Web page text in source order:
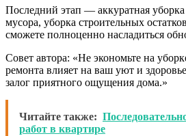
Последний этап — аккуратная
мусора, уборка строительных
сможете полноценно насладиться
Совет автора: «Не экономьте на
ремонта влияет на ваш уют и
залог приятного ощущения дома.»
Читайте также:
работ в квартире